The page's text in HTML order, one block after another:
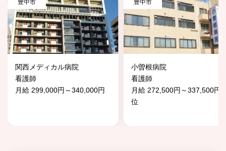
豊中市
関西メディカル病院
看護師
月給 299,000円～340,000円
豊中市
小曽根病院
看護師
月給 272,500円～337,500円
位